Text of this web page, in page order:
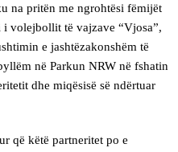
na pritën me ngrohtësi fëmijët
volejbollit të vajzave “Vjosa”,
e jashtëzakonshëm të
në Parkun NRW në fshatin
dhe miqësisë së ndërtuar
që këtë partneritet po e